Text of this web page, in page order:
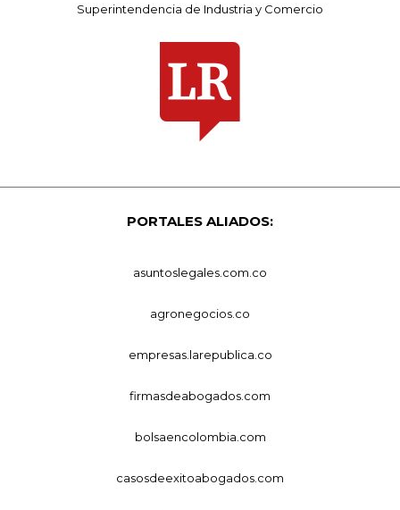
Superintendencia de Industria y Comercio
PORTALES ALIADOS:
asuntoslegales.com.co
agronegocios.co
empresas.larepublica.co
firmasdeabogados.com
bolsaencolombia.com
casosdeexitoabogados.com